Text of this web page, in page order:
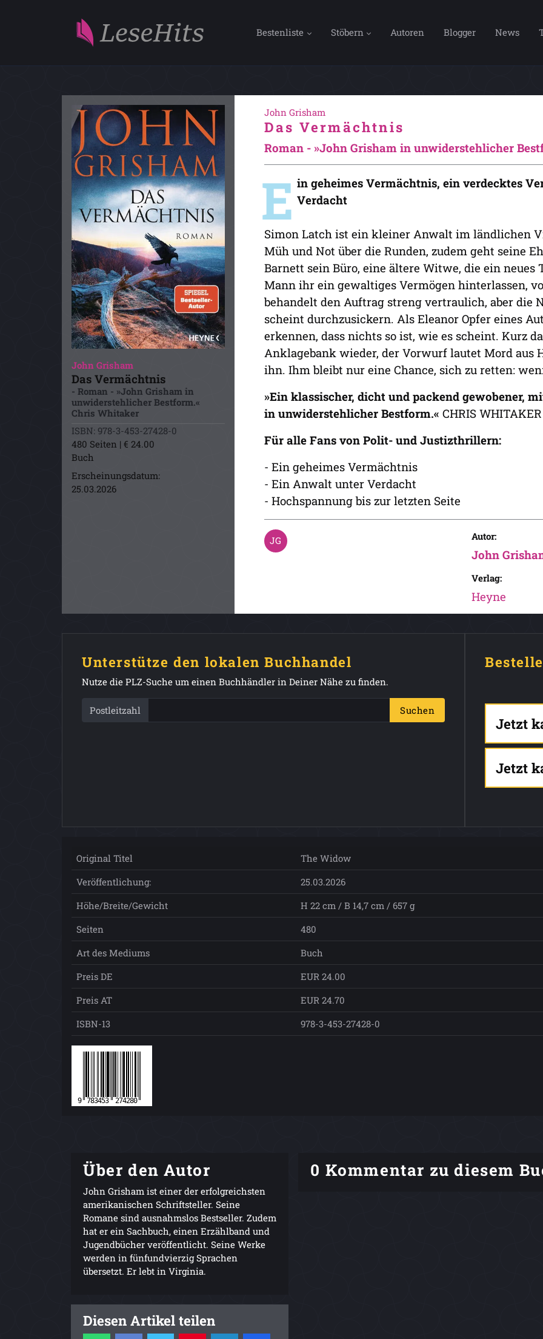
Bestenliste Stöbern Autoren Blogger News
John Grisham
Das Vermächtnis
- Roman - »John Grisham in
unwiderstehlicher Bestform.«
Chris Whitaker
ISBN: 978-3-453-27428-0
480 Seiten | € 24.00
Buch
Erscheinungsdatum:
25.03.2026
John Grisham
Das Vermächtnis
Roman - »John Grisham in unwiderstehlicher
E in geheimes Vermächtnis, ein verdecktes
Verdacht
Simon Latch ist ein kleiner Anwalt im ländlichen
Müh und Not über die Runden, zudem geht seine
Barnett sein Büro, eine ältere Witwe, die ein
Mann ihr ein gewaltiges Vermögen hinterlassen,
behandelt den Auftrag streng vertraulich, aber die
scheint durchzusickern. Als Eleanor Opfer eines
erkennen, dass nichts so ist, wie es scheint. Kurz
Anklagebank wieder, der Vorwurf lautet Mord aus
ihn. Ihm bleibt nur eine Chance, sich zu retten:
»Ein klassischer, dicht und packend gewobener,
in unwiderstehlicher Bestform.« CHRIS WHITAKER
Für alle Fans von Polit- und Justizthrillern:
- Ein geheimes Vermächtnis
- Ein Anwalt unter Verdacht
- Hochspannung bis zur letzten Seite
Autor:
John
Verlag:
Heyne
Unterstütze den lokalen Buchhandel
Nutze die PLZ-Suche um einen Buchhändler in Deiner Nähe zu finden.
Postleitzahl Suchen
Jetzt
Jetzt
Original Titel
The Widow
Veröffentlichung:
25.03.2026
Höhe/Breite/Gewicht
H 22 cm / B 14,7 cm / 657 g
Seiten
480
Art des Mediums
Buch
Preis DE
EUR 24.00
Preis AT
EUR 24.70
ISBN-13
978-3-453-27428-0
Über den Autor
John Grisham ist einer der erfolgreichsten
amerikanischen Schriftsteller. Seine
Romane sind ausnahmslos Bestseller. Zudem
hat er ein Sachbuch, einen Erzählband und
Jugendbücher veröffentlicht. Seine Werke
werden in fünfundvierzig Sprachen
übersetzt. Er lebt in Virginia.
Diesen Artikel teilen
0 Kommentar zu diesem